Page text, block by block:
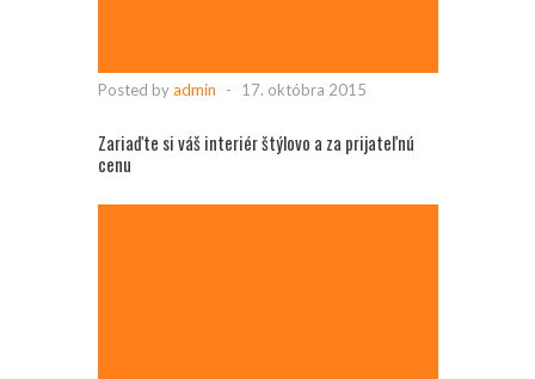
Posted byadmin - 17. októbra 2015
Zariaďte si váš interiér štýlovo a za prijateľnú
cenu